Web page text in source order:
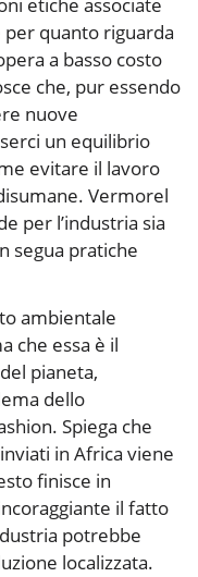
etiche associate
per quanto riguarda
a basso costo
che, pur essendo
nuove
un equilibrio
evitare il lavoro
Vermorel
per l’industria sia
segua pratiche
ambientale
che essa è il
pianeta,
dello
Spiega che
in Africa viene
finisce in
il fatto
potrebbe
localizzata.